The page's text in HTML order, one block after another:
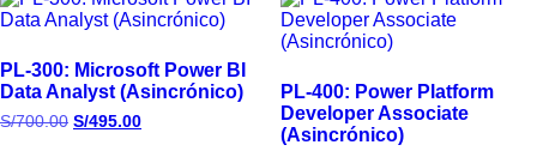
PL-300: Microsoft Power BI
Data Analyst (Asincrónico)
S/700.00 S/495.00
PL-400: Power Platform
Developer Associate
(Asincrónico)